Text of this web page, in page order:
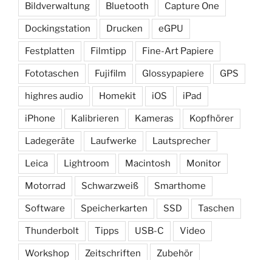
Bildverwaltung Bluetooth Capture One
Dockingstation Drucken eGPU
Festplatten Filmtipp Fine-Art Papiere
Fototaschen Fujifilm Glossypapiere GPS
highres audio Homekit iOS iPad
iPhone Kalibrieren Kameras Kopfhörer
Ladegeräte Laufwerke Lautsprecher
Leica Lightroom Macintosh Monitor
Motorrad Schwarzweiß Smarthome
Software Speicherkarten SSD Taschen
Thunderbolt Tipps USB-C Video
Workshop Zeitschriften Zubehör